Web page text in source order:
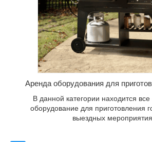
Аренда оборудования для
В данной категории находится
оборудование для приготовления
выездных